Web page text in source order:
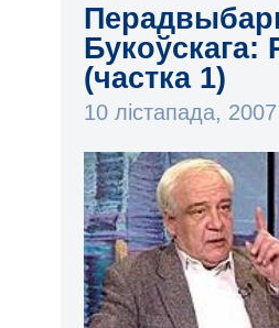
(частка 1)
10 лістапада,